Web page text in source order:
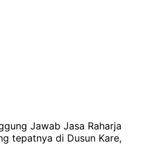
Jawab Jasa Raharja
tepatnya di Dusun Kare,